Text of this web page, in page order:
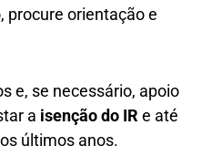
procure orientação e
e, se necessário, apoio
a isenção do IR e até
últimos anos.